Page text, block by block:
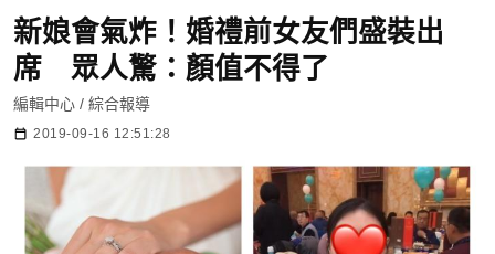
新娘會氣炸！婚禮前女友們盛裝出
席 眾人驚：顏值不得了
編輯中心 / 綜合報導
2019-09-16 12:51:28